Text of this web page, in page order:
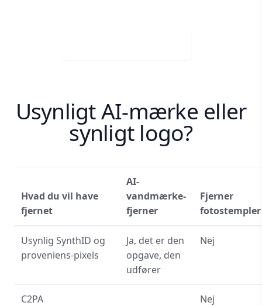
Usynligt AI-mærke eller
synligt logo?
Hvad du vil have
fjernet
AI-
vandmærke-
fjerner
Fjerner
fotostempler
Usynlig SynthID og
proveniens-pixels
Ja, det er den
opgave, den
udfører
Nej
C2PA
Nej